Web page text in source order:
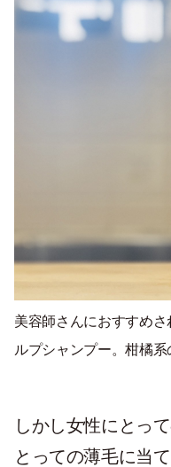
美容師さんにおすすめ
ルプシャンプー。柑橘系
しかし女性にとっ
とっての薄毛に当